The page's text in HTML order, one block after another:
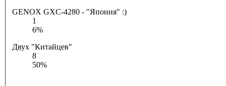
GENOX GXC-4280 - "Япония" :)
1
6%
Двух "Китайцев"
8
50%